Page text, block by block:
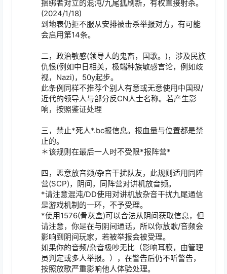
捆绑者对立的混沌/九尾狐刷新，有权直接射杀。
(2024/1/18)
到地表仍拒不服从安排被击杀举报对方，有可能
会启用第14条。
二，政治敏感(领导人的鬼畜，国歌。)，涉及民族
仇恨(例如中日相关，极端种族敏感言论，例如歧
视，Nazi)，50y起步。
此条例同样不推荐个别人有意或无意使用中国现/
近代的领导人与部分反CN人士名称。若产生影
响，按照鉴证处理
三，禁止*死人*.bc报信息。报血量与位置都是禁
止的。
＊该规则在最后一人时不受限*报阵营*
四，恶意放音频/杂音干扰队友，此规则适用同阵
营(SCP)，阴间，同阵营对讲机放音频。
*请注意混沌/DD使用对讲机放杂音干扰九尾通信
是游戏机制的一环，不予受理。
*使用1576(骨灰盒)可以合法从阴间获取信息，但
请注意，你是在与阴间通话，所以你放歌/音频会
影响到阴间玩家，若被举报会被受理。
如果你的音频/杂音极吵无比（影响耳膜，由管理
员判定或多人举报。），在警告后仍不听警告，
按照放歌严重影响他人体验处理。